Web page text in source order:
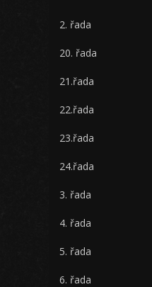
2. řada
20. řada
21.řada
22.řada
23.řada
24.řada
3. řada
4. řada
5. řada
6. řada